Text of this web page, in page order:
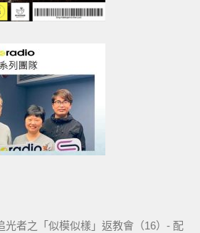
光者之「似模似樣」返教會（16）- 配